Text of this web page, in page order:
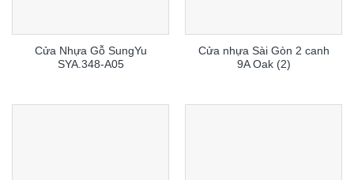
Cửa Nhựa Gỗ SungYu
SYA.348-A05
Cửa nhựa Sài Gòn 2 canh
9A Oak (2)